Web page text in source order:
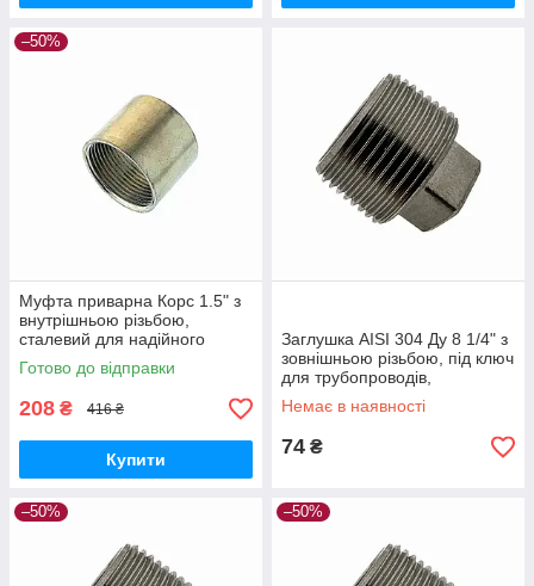
–50%
Муфта приварна Корс 1.5" з
внутрішньою різьбою,
сталевий для надійного
з'єднання трубопроводів
Готово до відправки
208 ₴ 416 ₴
Купити
Заглушка AISI 304 Ду 8 1/4" з
зовнішньою різьбою, під ключ
для трубопроводів,
нержавіюча сталь, Китай
Немає в наявності
74 ₴
–50% –50%